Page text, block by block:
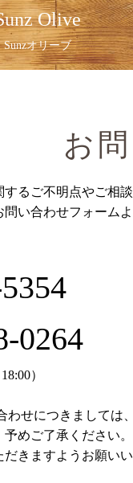
Olive
Sunzオリーブ
お
るご不明点やご相
い合わせフォーム
0264
）
わせにつきましては
めご了承ください
きますようお願いい